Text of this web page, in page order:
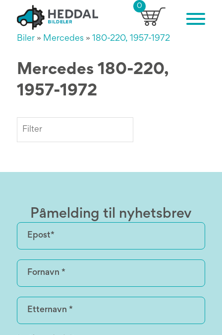
0
Biler » Mercedes » 180-220, 1957-1972
Mercedes 180-220,
1957-1972
Påmelding til nyhetsbrev